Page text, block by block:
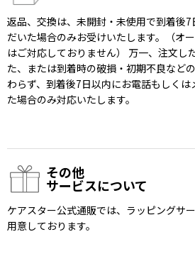
返品、交換は、未開封・未使用で到着後
だいた場合のみお受けいたします。（オ
はご対応しておりません） 万一、注文し
た、または到着時の破損・初期不良など
わらず、到着後7日以内にお電話もしく
た場合のみ対応いたします。
その他
サービスについて
ケアスター公式通販では、ラッピングサ
用意しております。